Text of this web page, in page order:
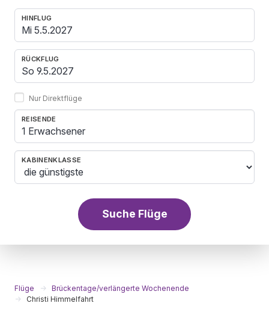
HINFLUG
RÜCKFLUG
Nur Direktflüge
REISENDE
1 Erwachsener
KABINENKLASSE
Suche Flüge
Flüge
Brückentage/verlängerte Wochenende
Christi Himmelfahrt